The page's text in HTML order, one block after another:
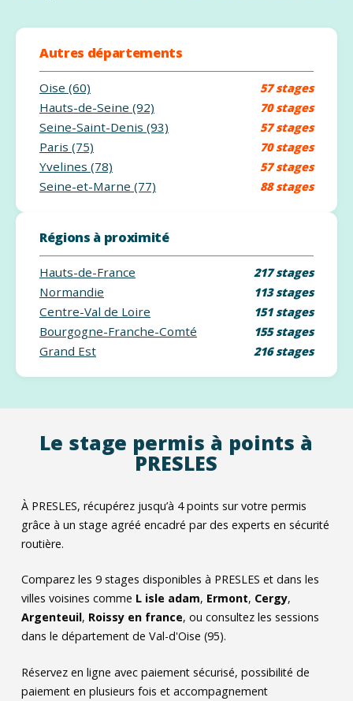
Autres départements
Oise (60) 57 stages
Hauts-de-Seine (92) 70 stages
Seine-Saint-Denis (93) 57 stages
Paris (75) 70 stages
Yvelines (78) 57 stages
Seine-et-Marne (77) 88 stages
Régions à proximité
Hauts-de-France 217 stages
Normandie 113 stages
Centre-Val de Loire 151 stages
Bourgogne-Franche-Comté 155 stages
Grand Est 216 stages
Le stage permis à points à
PRESLES
À PRESLES, récupérez jusqu’à 4 points sur votre permis
grâce à un stage agréé encadré par des experts en sécurité
routière.
Comparez les 9stages disponibles à PRESLES et dans les
villes voisines comme L isle adam, Ermont, Cergy,
Argenteuil, Roissy en france, ou consultez les sessions
dans le département de Val-d'Oise (95).
Réservez en ligne avec paiement sécurisé, possibilité de
paiement en plusieurs fois et accompagnement